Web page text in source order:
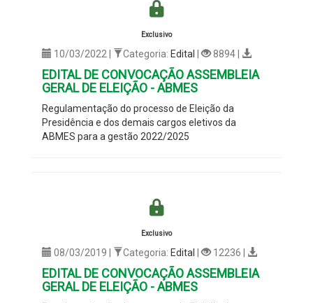
Exclusivo
10/03/2022 | Categoria: Edital | 8894 |
EDITAL DE CONVOCAÇÃO ASSEMBLEIA
GERAL DE ELEIÇÃO - ABMES
Regulamentação do processo de Eleição da
Presidência e dos demais cargos eletivos da
ABMES para a gestão 2022/2025
Exclusivo
08/03/2019 | Categoria: Edital | 12236 |
EDITAL DE CONVOCAÇÃO ASSEMBLEIA
GERAL DE ELEIÇÃO - ABMES